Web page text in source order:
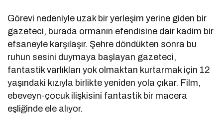
Görevi nedeniyle uzak bir yerleşim yerine giden bir
gazeteci, burada ormanın efendisine dair kadim bir
efsaneyle karşılaşır. Şehre döndükten sonra bu
ruhun sesini duymaya başlayan gazeteci,
fantastik varlıkları yok olmaktan kurtarmak için 12
yaşındaki kızıyla birlikte yeniden yola çıkar. Film,
ebeveyn-çocuk ilişkisini fantastik bir macera
eşliğinde ele alıyor.